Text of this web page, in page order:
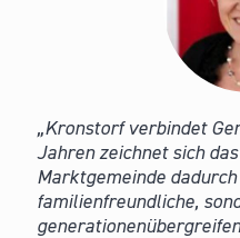
Kronstorf verbindet
Jahren zeichnet sich
Marktgemeinde
familienfreundliche,